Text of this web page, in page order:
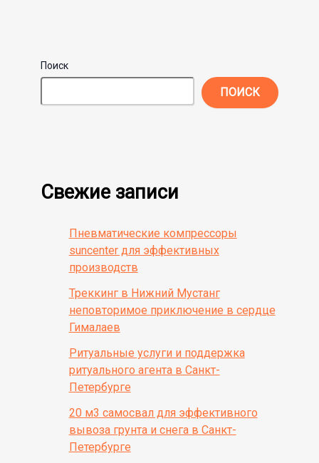
Поиск
ПОИСК
Свежие записи
Пневматические компрессоры
suncenter для эффективных
производств
Треккинг в Нижний Мустанг
неповторимое приключение в сердце
Гималаев
Ритуальные услуги и поддержка
ритуального агента в Санкт-
Петербурге
20 м3 самосвал для эффективного
вывоза грунта и снега в Санкт-
Петербурге